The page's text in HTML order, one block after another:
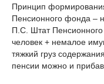
Принцип
Пенсионного фонда –
П.С. Штат
человек + немалое
тяжкий груз
пенсии можно и